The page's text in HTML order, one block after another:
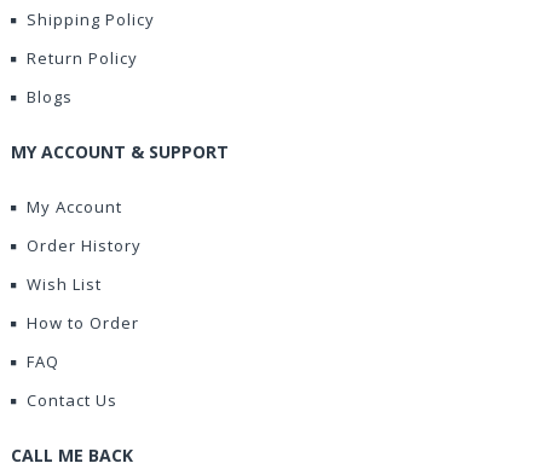
Shipping Policy
Return Policy
Blogs
MY ACCOUNT & SUPPORT
My Account
Order History
Wish List
How to Order
FAQ
Contact Us
CALL ME BACK